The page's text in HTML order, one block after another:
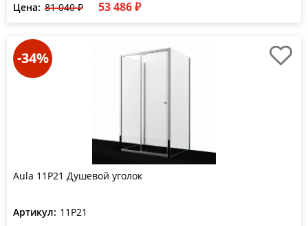
Цена: 81 040 ₽ 53 486 ₽
-34%
Aula 11P21 Душевой уголок
Артикул: 11P21